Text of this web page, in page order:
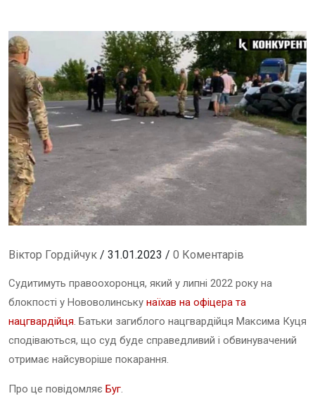
Віктор Гордійчук / 31.01.2023 / 0 Коментарів
Судитимуть правоохоронця, який у липні 2022 року на
блокпості у Нововолинську наїхав на офіцера та
нацгвардійця. Батьки загиблого нацгвардійця Максима Куця
сподіваються, що суд буде справедливий і обвинувачений
отримає найсуворіше покарання.
Про це повідомляє Буг.